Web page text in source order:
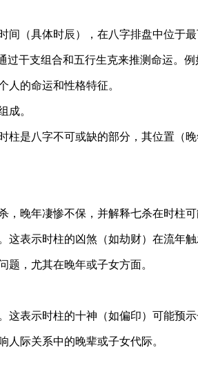
（具体时辰），在八字排盘中位于
干支组合和五行生克来推测命运。
人的命运和性格特征。
成。
是八字不可或缺的部分，其位置（
晚年凄惨不保，并解释七杀在时柱
表示时柱的凶煞（如劫财）在流年
，尤其在晚年或子女方面。
表示时柱的十神（如偏印）可能预
人际关系中的晚辈或子女代际。